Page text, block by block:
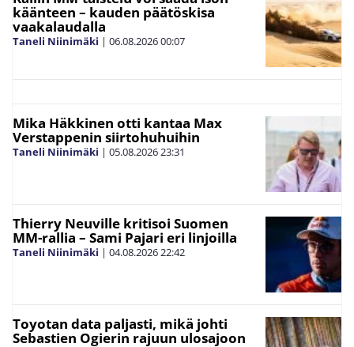
käänteen – kauden päätöskisa
vaakalaudalla
Taneli Niinimäki | 06.08.202600:07
Mika Häkkinen otti kantaa Max
Verstappenin siirtohuhuihin
Taneli Niinimäki | 05.08.202623:31
Thierry Neuville kritisoi Suomen
MM-rallia – Sami Pajari eri linjoilla
Taneli Niinimäki | 04.08.202622:42
Toyotan data paljasti, mikä johti
Sebastien Ogierin rajuun ulosajoon